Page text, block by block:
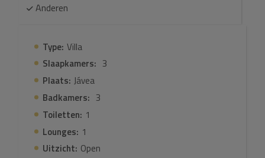
Anderen
Type: Villa
Slaapkamers: 3
Plaats: Jávea
Badkamers: 3
Toiletten: 1
Lounges: 1
Uitzicht: Open